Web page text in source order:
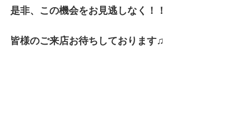
是非、この機会をお見逃しなく！！
皆様のご来店お待ちしております♫